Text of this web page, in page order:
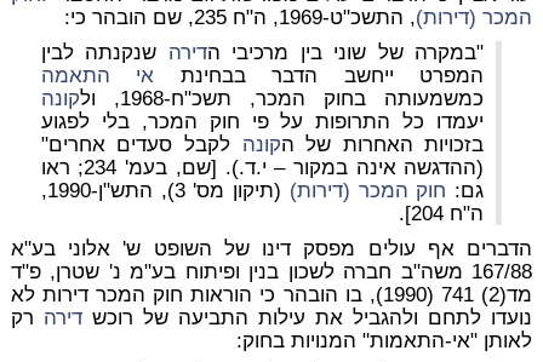
המכר (דירות), התשכ"ט-1969, ה"ח 235, שם הובהר כי:
"במקרה של שוני בין מרכיבי הדירה שנקנתה לבין
המפרט ייחשב הדבר בבחינת אי התאמה
כמשמעותה בחוק המכר, תשכ"ח-1968, ול
קונה
יעמדו כל התרופות על פי חוק המכר, בלי לפגוע
בזכויות האחרות של הקונה לקבל סעדים אחרים"
(ההדגשה אינה במקור – י.ד.). [שם, בעמ' 234; ראו
גם: חוק המכר (דירות)
(תיקון מס' 3), התש"ן-1990,
ה"ח 204].
הדברים אף עולים מפסק דינו של השופט ש' אלוני בע"א
167/88 משה"ב חברה לשכון בנין ופיתוח בע"מ נ' שטרן, פ"ד
מד(2) 741 (1990), בו הובהר כי הוראות חוק המכר דירות לא
נועדו לתחם ולהגביל את עילות התביעה של רוכשדירה רק
לאותן "אי-התאמות" המנויות בחוק: